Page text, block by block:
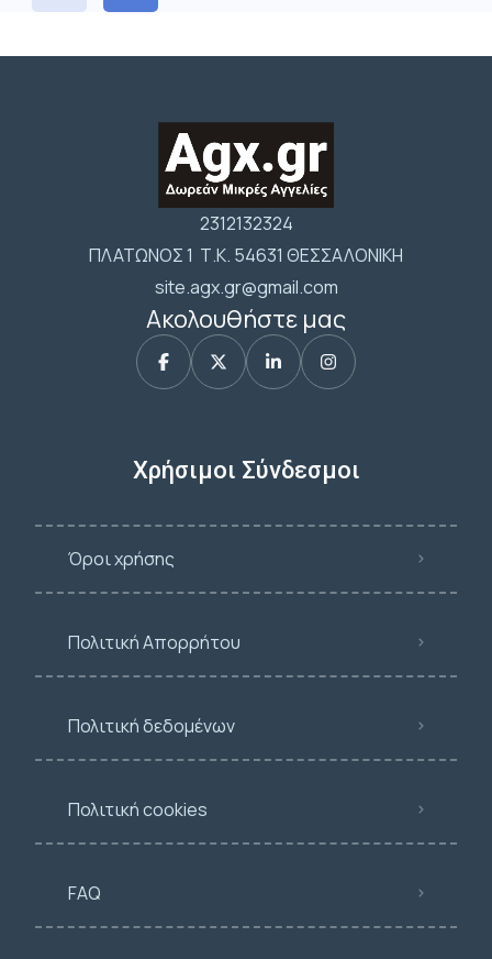
2312132324
ΠΛΑΤΩΝΟΣ 1 Τ.Κ. 54631 ΘΕΣΣΑΛΟΝΙΚΗ
site.agx.gr@gmail.com
Ακολουθήστε μας
Χρήσιμοι Σύνδεσμοι
Όροι χρήσης
Πολιτική Απορρήτου
Πολιτική δεδομένων
Πολιτική cookies
FAQ